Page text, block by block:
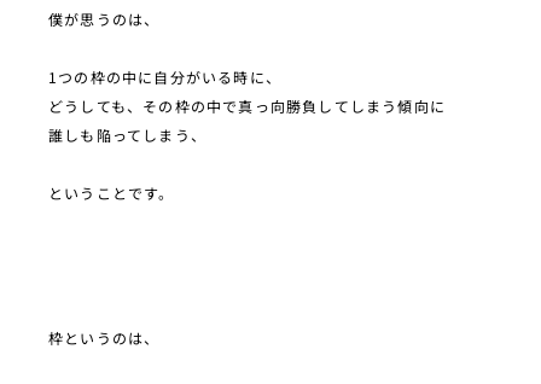
僕が思うのは、
1つの枠の中に自分がいる時に、
どうしても、その枠の中で真っ向勝負してしまう傾向に
誰しも陥ってしまう、
ということです。
枠というのは、